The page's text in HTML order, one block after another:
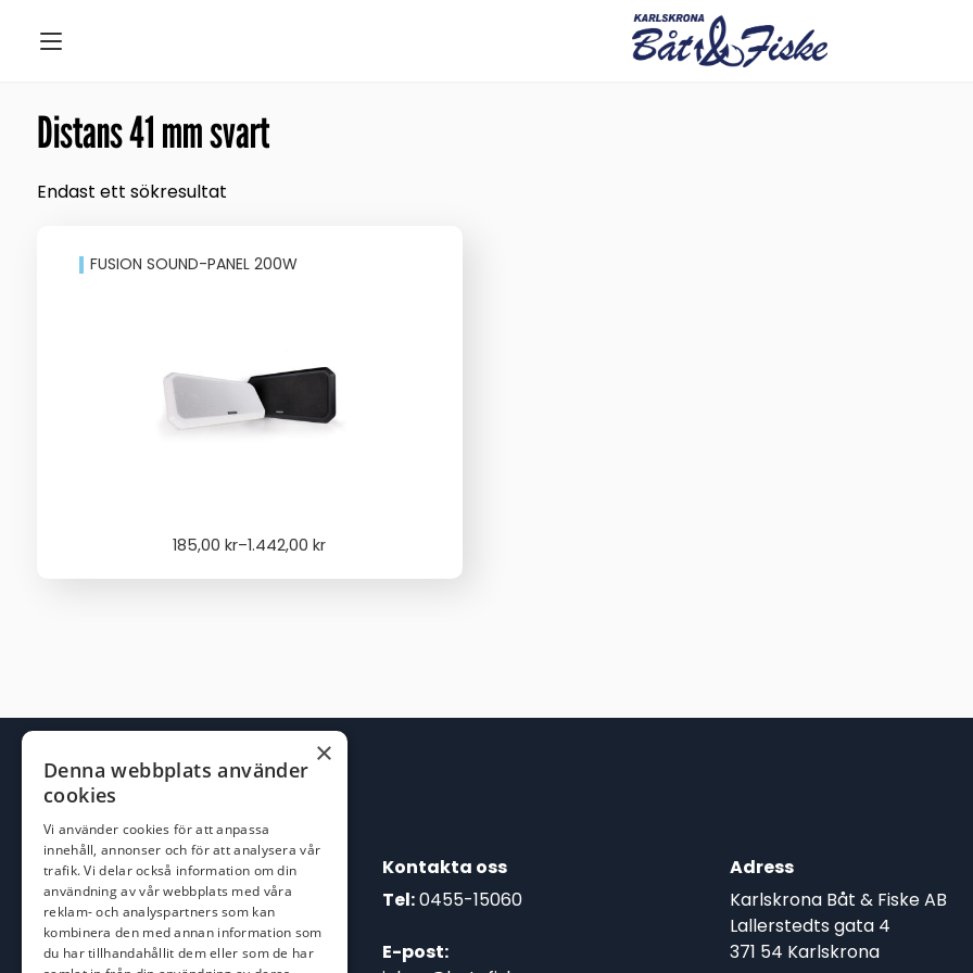
Distans 41 mm svart
Endast ett sökresultat
FUSION SOUND-PANEL 200W
185,00kr–1.442,00kr
Price
Kontakta oss
Tel:0455-15060
E-post:
Adress
Karlskrona Båt & Fiske AB
Lallerstedts gata 4
371 54 Karlskrona
×
Denna webbplats använder
cookies
Vi använder cookies för att anpassa
innehåll, annonser och för att analysera vår
trafik. Vi delar också information om din
användning av vår webbplats med våra
reklam- och analyspartners som kan
kombinera den med annan information som
du har tillhandahållit dem eller som de har